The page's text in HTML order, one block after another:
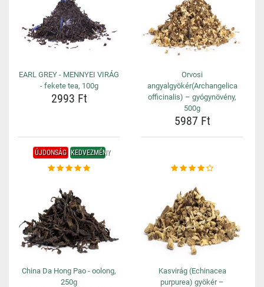
EARL GREY - MENNYEI VIRÁG
- fekete tea, 100g
2993 Ft
Orvosi
angyalgyökér(Archangelica
officinalis) – gyógynövény,
500g
5987 Ft
ÚJDONSÁG KEDVEZMÉNY
China Da Hong Pao - oolong,
250g
Kasvirág (Echinacea
purpurea) gyökér –